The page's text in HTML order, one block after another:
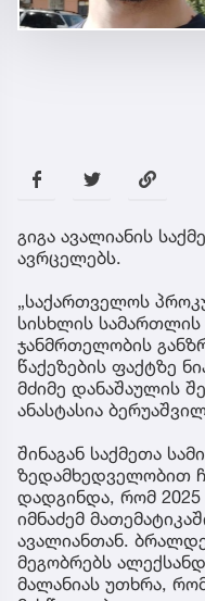
გიგა ავალიანის
ავრცელებს.
„საქართველოს
სისხლის სამართლის
ჯანმრთელობის
წაქეზების ფაქტზე
მძიმე დანაშაულის
ანასტასია
შინაგან საქმეთა
ზედამხედველობით
დადგინდა, რომ 2025
იმნაძემ
ავალიანთან.
მეგობრებს
მალანიას უთხრა,